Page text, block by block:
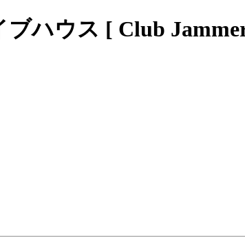
ハウス [ Club